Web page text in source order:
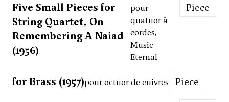
Five Small Pieces for
String Quartet, On
Remembering A Naiad
(1956)
pour
quatuor à
cordes,
Music
Eternal
Piece
for Brass (1957)pour octuor de cuivres Piece